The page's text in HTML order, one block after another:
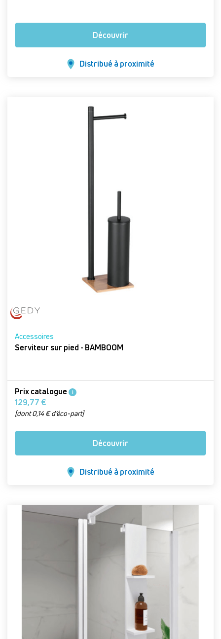
Découvrir
Distribué à proximité
Accessoires
Serviteur sur pied - BAMBOOM
Prix catalogue i
129,77 €
[dont 0,14 € d’éco-part]
Découvrir
Distribué à proximité